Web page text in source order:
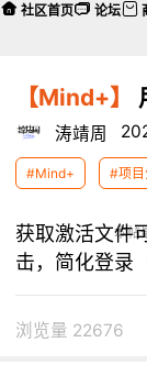
【Mind+】
涛靖周
#Mind+ #项
本帖
获取激活文件
击，简化登录
浏览量 22676
社区首页 论坛